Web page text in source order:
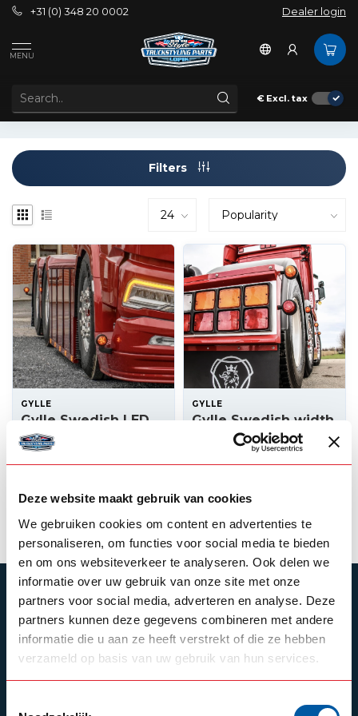
Deze website maakt gebruik van cookies
We gebruiken cookies om content en advertenties te
personaliseren, om functies voor social media te bieden
en om ons websiteverkeer te analyseren. Ook delen we
informatie over uw gebruik van onze site met onze
partners voor social media, adverteren en analyse. Deze
partners kunnen deze gegevens combineren met andere
informatie die u aan ze heeft verstrekt of die ze hebben
verzameld op basis van uw gebruik van hun services.
+31 (0) 348 20 0002 Dealer login
MENU
€ Excl. tax
Tags
PRODUCTS TAGGED WITH BREEDTELAMP 24 VOLT
Filters
GYLLE
Gylle Swedish LED
width light
GYLLE
Gylle Swedish width
lamp BOL
SUBSCRIBE TO OUR NEWSLETTER
Stay up to date with our latest offers